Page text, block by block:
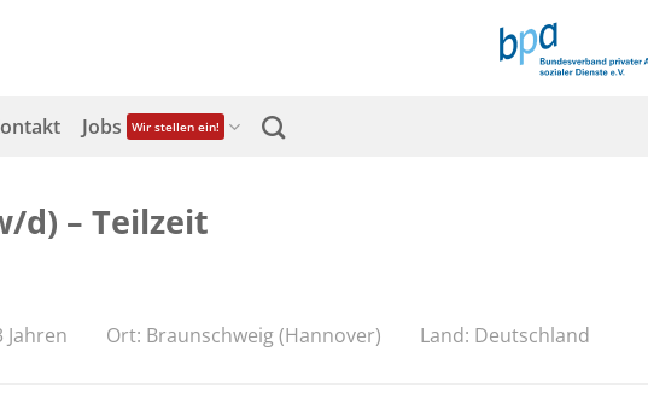
Jobs Wir stellen ein!
d) – Teilzeit
Ort: Braunschweig (Hannover) Land: Deutschland